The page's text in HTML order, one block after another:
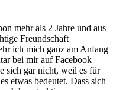
mehr als 2 Jahre und aus
Freundschaft
ich mich ganz am Anfang
bei mir auf Facebook
sich gar nicht, weil es für
etwas bedeutet. Dass sich